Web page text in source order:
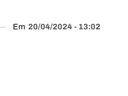
Em 20/04/2024 - 13:02